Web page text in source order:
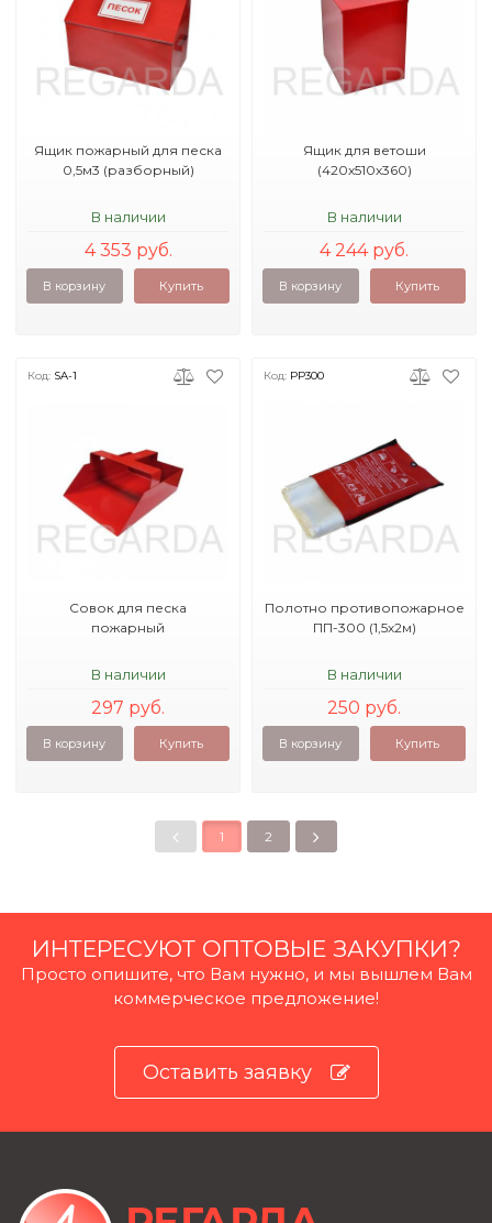
Ящик пожарный для песка
0,5м3 (разборный)
В наличии
4 353 руб.
В корзину Купить
Ящик для ветоши
(420х510х360)
В наличии
4 244 руб.
В корзину Купить
Код: SA-1
Совок для песка
пожарный
В наличии
297 руб.
В корзину Купить
Код: PP300
Полотно противопожарное
ПП-300 (1,5х2м)
В наличии
250 руб.
В корзину Купить
1 2
ИНТЕРЕСУЮТ ОПТОВЫЕ ЗАКУПКИ?
Просто опишите, что Вам нужно, и мы вышлем Вам
коммерческое предложение!
Оставить заявку